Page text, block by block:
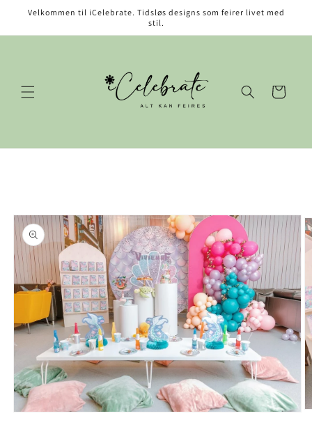
tilVelkommen til iCelebrate. Tidsløs designs som feirer livet med
stil.
Handlekurv